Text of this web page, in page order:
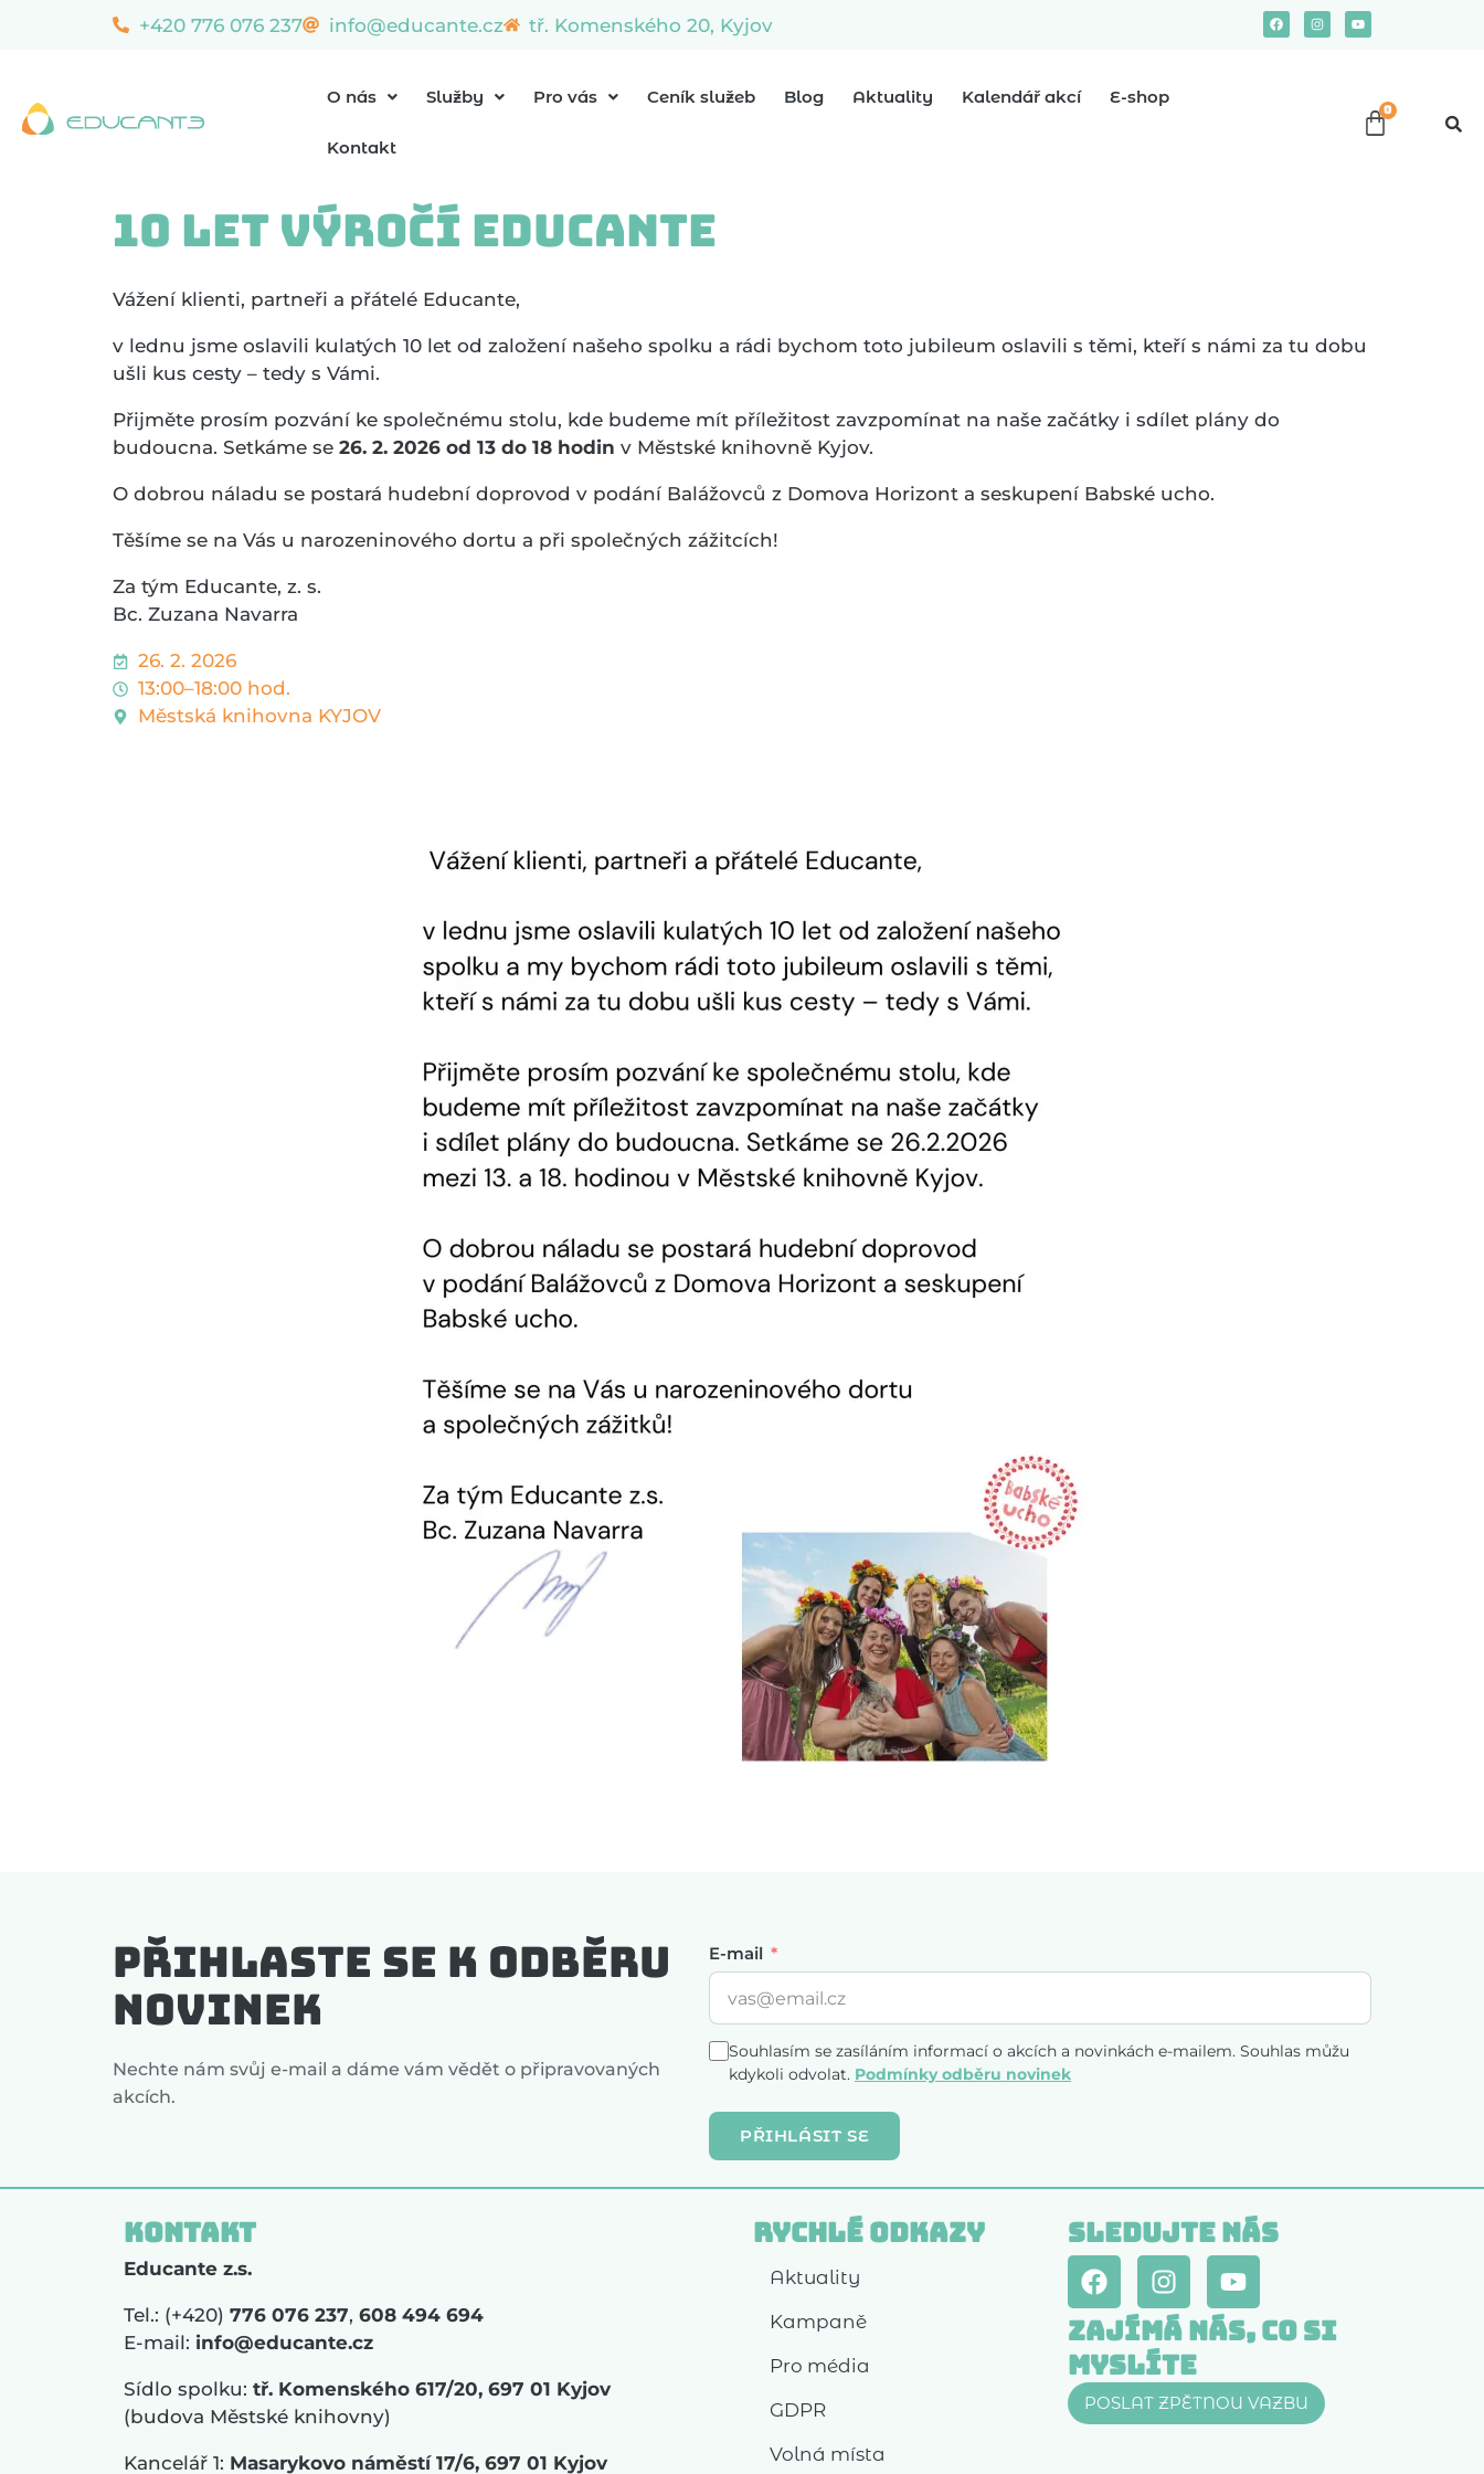
+420 776 076 237 info@educante.cz tř. Komenského 20, Kyjov
O nás Služby Pro vás Ceník služeb Blog Aktuality Kalendář akcí E-shop
Kontakt
10 let výročí Educante
Vážení klienti, partneři a přátelé Educante,
v lednu jsme oslavili kulatých 10 let od založení našeho spolku a rádi bychom toto jubileum oslavili s těmi, kteří s námi za tu dobu
ušli kus cesty – tedy s Vámi.
Přijměte prosím pozvání ke společnému stolu, kde budeme mít příležitost zavzpomínat na naše začátky i sdílet plány do
budoucna. Setkáme se 26. 2. 2026 od 13 do 18 hodin v Městské knihovně Kyjov.
O dobrou náladu se postará hudební doprovod v podání Balážovců z Domova Horizont a seskupení Babské ucho.
Těšíme se na Vás u narozeninového dortu a při společných zážitcích!
Za tým Educante, z. s.
Bc. Zuzana Navarra
26. 2. 2026
13:00–18:00 hod.
Městská knihovna KYJOV
Přihlaste se k odběru
novinek
Nechte nám svůj e-mail a dáme vám vědět o připravovaných
akcích.
E-mail
Souhlasím se zasíláním informací o akcích a novinkách e-mailem. Souhlas můžu
kdykoli odvolat. Podmínky odběru novinek
PŘIHLÁSIT SE
Kontakt
Educante z.s.
Tel.: (+420) 776 076 237, 608 494 694
E-mail: info@educante.cz
Sídlo spolku: tř. Komenského 617/20, 697 01 Kyjov
(budova Městské knihovny)
Kancelář 1: Masarykovo náměstí 17/6, 697 01 Kyjov
Rychlé odkazy
Aktuality
Kampaně
Pro média
GDPR
Volná místa
Sledujte nás
Zajímá nás, co si
myslíte
POSLAT ZPĚTNOU VAZBU